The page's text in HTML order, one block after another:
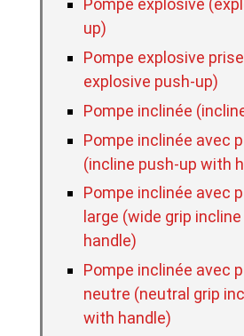
Pompe explosive
up)
Pompe explosive
explosive push-up)
Pompe inclinée
Pompe inclinée avec
(incline push-up with
Pompe inclinée avec
large (wide grip
handle)
Pompe inclinée avec
neutre (neutral grip
with handle)